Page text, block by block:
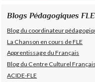
Blogs Pédagogiques FLE
Blog du coordinateur
La Chanson en cours de FLE
Apprentissage du Français
Blog du Centre Culturel
ACIDE-FLE